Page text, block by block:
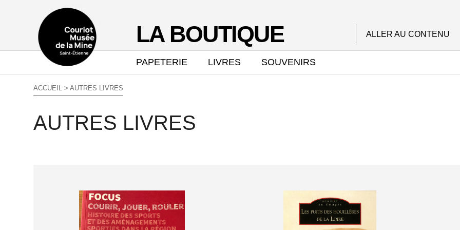
LA BOUTIQUE ALLER AU CONTENU
PAPETERIE LIVRES SOUVENIRS
ACCUEIL> AUTRES LIVRES
AUTRES LIVRES